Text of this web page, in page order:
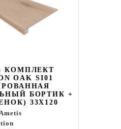
КОМПЛЕКТ
OAK SI01
БОРТИК +
33X120